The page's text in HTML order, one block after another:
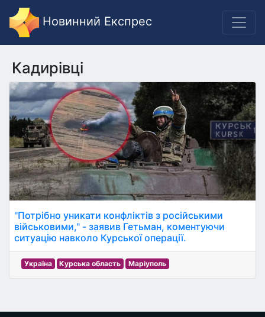
Новинний Експрес
Кадирівці
"Потрібно уникати конфліктів з російськими
військовими," - заявив Гетьман, коментуючи
ситуацію навколо Курської операції.
Україна Курська область Маріуполь